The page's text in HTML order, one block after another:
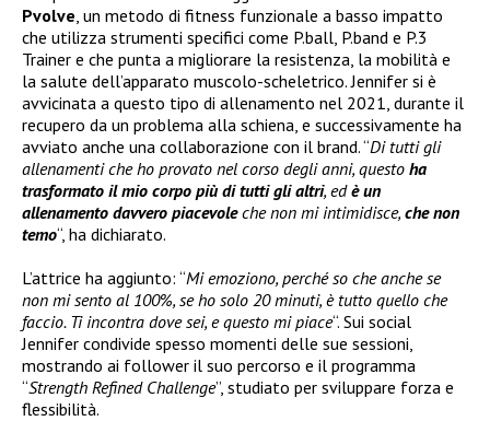
Pvolve , un metodo di fitness funzionale a basso impatto
che utilizza strumenti specifici come P.ball, P.band e P.3
Trainer e che punta a migliorare la resistenza, la mobilità e
la salute dell’apparato muscolo-scheletrico. Jennifer si è
avvicinata a questo tipo di allenamento nel 2021, durante il
recupero da un problema alla schiena, e successivamente ha
avviato anche una collaborazione con il brand. “Di tutti gli
allenamenti che ho provato nel corso degli anni, questo ha
trasformato il mio corpo più di tutti gli altri, edè un
allenamento davvero piacevoleche non mi intimidisce, che non
temo“, ha dichiarato.
L’attrice ha aggiunto: “Mi emoziono, perché so che anche se
non mi sento al 100%, se ho solo 20 minuti, è tutto quello che
faccio. Ti incontra dove sei, e questo mi piace“. Sui social
Jennifer condivide spesso momenti delle sue sessioni,
mostrando ai follower il suo percorso e il programma
“Strength Refined Challenge”, studiato per sviluppare forza e
flessibilità.